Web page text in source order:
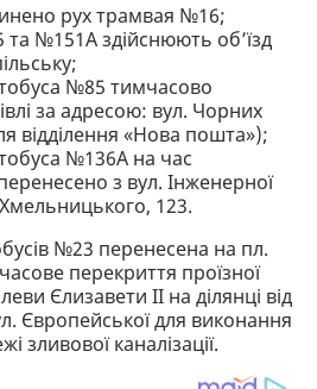
рух трамвая №16;
№151А здійснюють об’їзд
№85 тимчасово
за адресою: вул. Чорних
відділення «Нова пошта»);
№136А на час
з вул. Інженерної
123.
№23 перенесена на пл.
перекриття проїзної
Єлизавети II на ділянці від
Європейської для виконання
зливової каналізації.